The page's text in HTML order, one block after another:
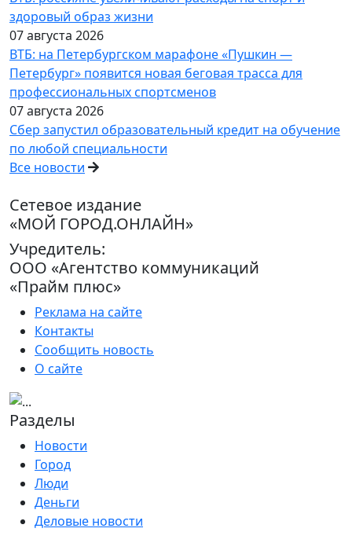
здоровый образ жизни
07 августа 2026
ВТБ: на Петербургском марафоне «Пушкин —
Петербург» появится новая беговая трасса для
профессиональных спортсменов
07 августа 2026
Сбер запустил образовательный кредит на обучение
по любой специальности
Все новости
Сетевое издание
«МОЙ ГОРОД.ОНЛАЙН»
Учредитель:
ООО «Агентство коммуникаций
«Прайм плюс»
Реклама на сайте
Контакты
Сообщить новость
О сайте
Разделы
Новости
Город
Люди
Деньги
Деловые новости